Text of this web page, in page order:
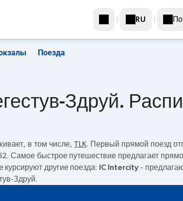
RU
Поезда
Здруй.
в том числе, TLK. Первый прямой поезд
Самое быстрое путешествие предлагает
курсируют другие поезда: IC Intercity -
Здруй.